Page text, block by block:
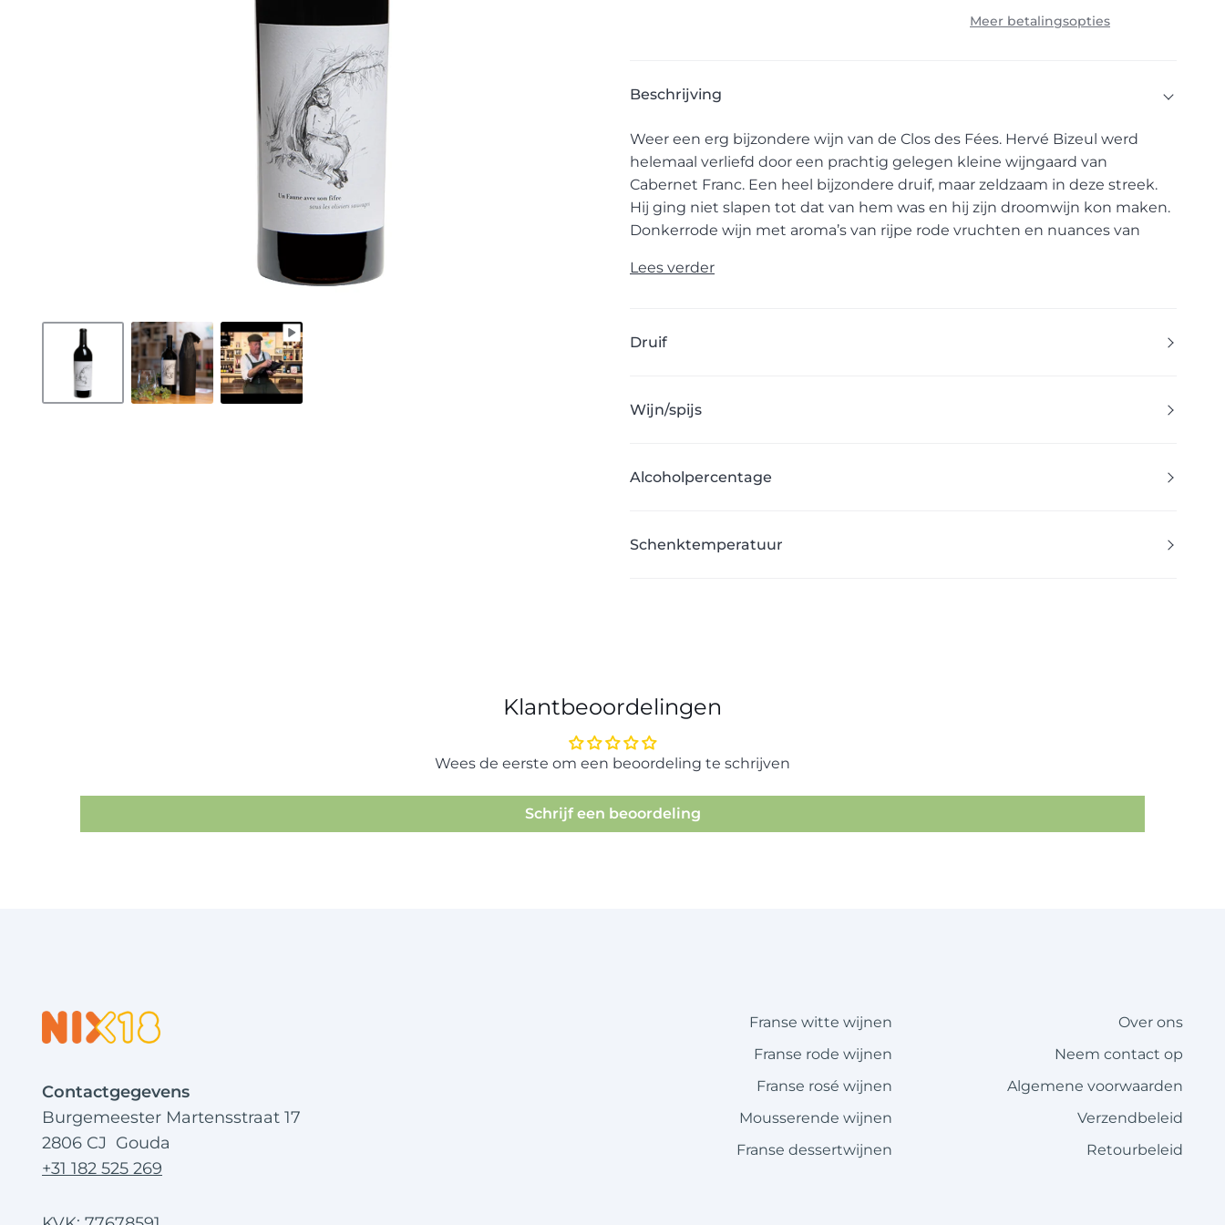
Meer betalingsopties
Beschrijving
Weer een erg bijzondere wijn van de Clos des Fées. Hervé Bizeul werd
helemaal verliefd door een prachtig gelegen kleine wijngaard van
Cabernet Franc. Een heel bijzondere druif, maar zeldzaam in deze streek.
Hij ging niet slapen tot dat van hem was en hij zijn droomwijn kon maken.
Donkerrode wijn met aroma’s van rijpe rode vruchten en nuances van
Lees verder
Druif
Wijn/spijs
Alcoholpercentage
Schenktemperatuur
Klantbeoordelingen
Wees de eerste om een beoordeling te schrijven
Schrijf een beoordeling
Contactgegevens
Burgemeester Martensstraat 17
2806 CJ Gouda
+31 182 525 269
Franse witte wijnen
Franse rode wijnen
Franse rosé wijnen
Mousserende wijnen
Franse dessertwijnen
Over ons
Neem contact op
Algemene voorwaarden
Verzendbeleid
Retourbeleid